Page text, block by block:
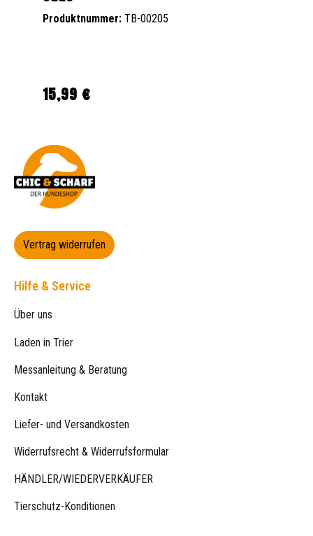
Produktnummer: TB-00205
Regulärer Preis:
15,99 €
Vertrag widerrufen
Hilfe & Service
Über uns
Laden in Trier
Messanleitung & Beratung
Kontakt
Liefer- und Versandkosten
Widerrufsrecht & Widerrufsformular
HÄNDLER/WIEDERVERKÄUFER
Tierschutz-Konditionen